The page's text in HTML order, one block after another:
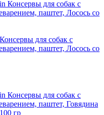
для собак с
паштет, Лосось со